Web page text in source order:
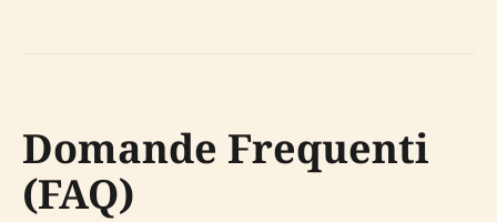
Domande Frequenti
(FAQ)